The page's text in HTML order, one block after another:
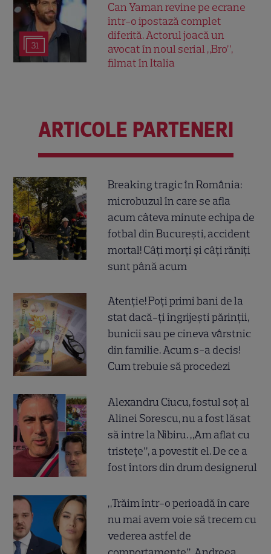
31
Can Yaman revine pe ecrane
într-o ipostază complet
diferită. Actorul joacă un
avocat în noul serial „Bro”,
filmat în Italia
ARTICOLE PARTENERI
Breaking tragic în România:
microbuzul în care se afla
acum câteva minute echipa de
fotbal din București, accident
mortal! Câți morți și câți răniți
sunt până acum
Atenție! Poți primi bani de la
stat dacă-ți îngrijești părinții,
bunicii sau pe cineva vârstnic
din familie. Acum s-a decis!
Cum trebuie să procedezi
Alexandru Ciucu, fostul soț al
Alinei Sorescu, nu a fost lăsat
să intre la Nibiru. „Am aflat cu
tristețe”, a povestit el. De ce a
fost întors din drum designerul
„Trăim într-o perioadă în care
nu mai avem voie să trecem cu
vederea astfel de